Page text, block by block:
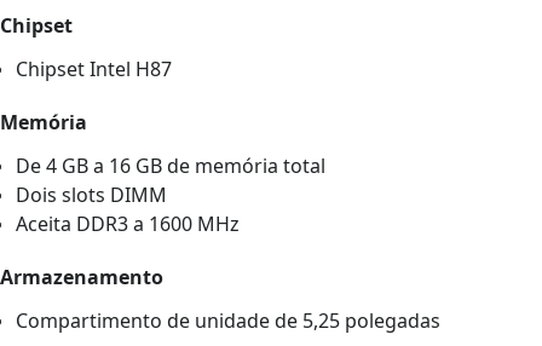
Chipset
Chipset Intel H87
Memória
De 4 GB a 16 GB de memória total
Dois slots DIMM
Aceita DDR3 a 1600 MHz
Armazenamento
Compartimento de unidade de 5,25 polegadas